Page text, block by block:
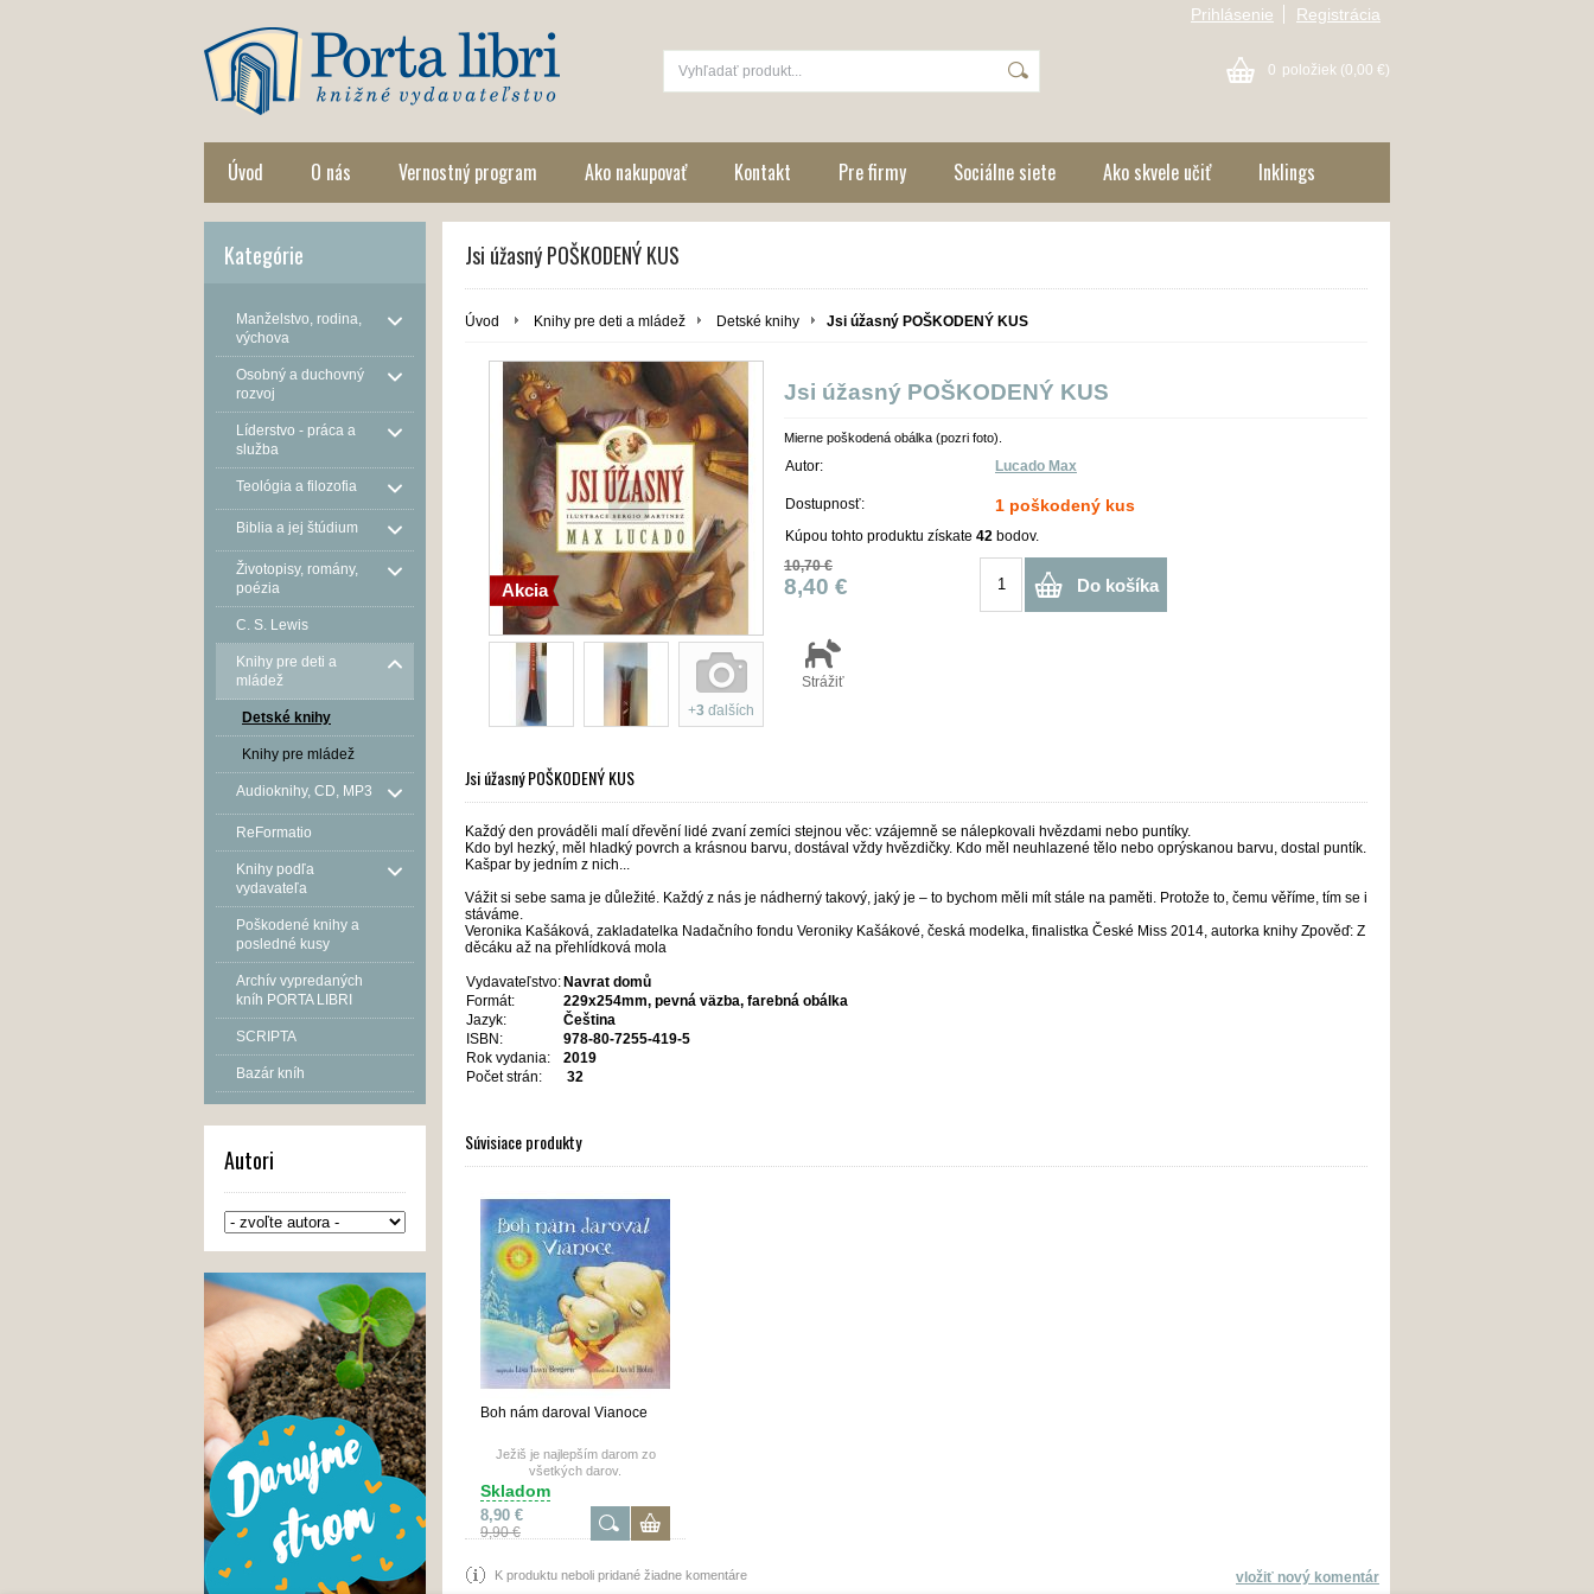
Prihlásenie Registrácia
0 položiek (0,00 €)
Úvod O nás Vernostný program Ako nakupovať Kontakt Pre firmy Sociálne siete Ako skvele učiť Inklings
Kategórie
Manželstvo, rodina,
výchova
Osobný a duchovný
rozvoj
Líderstvo - práca a
služba
Teológia a filozofia
Biblia a jej štúdium
Životopisy, romány,
poézia
C. S. Lewis
Knihy pre deti a
mládež
Detské knihy
Knihy pre mládež
Audioknihy, CD, MP3
ReFormatio
Knihy podľa
vydavateľa
Poškodené knihy a
posledné kusy
Archív vypredaných
kníh PORTA LIBRI
SCRIPTA
Bazár kníh
Autori
Jsi úžasný POŠKODENÝ KUS
Úvod Knihy pre deti a mládež Detské knihy Jsi úžasný POŠKODENÝ KUS
Akcia
+3 ďalších
Jsi úžasný POŠKODENÝ KUS
Mierne poškodená obálka (pozri foto).
Autor: Lucado Max
Dostupnosť: 1 poškodený kus
Kúpou tohto produktu získate 42 bodov.
10,70 €
8,40 € Do košíka
Strážiť
Jsi úžasný POŠKODENÝ KUS
Každý den prováděli malí dřevění lidé zvaní zemíci stejnou věc: vzájemně se nálepkovali hvězdami nebo puntíky.
Kdo byl hezký, měl hladký povrch a krásnou barvu, dostával vždy hvězdičky. Kdo měl neuhlazené tělo nebo oprýskanou barvu, dostal puntík.
Kašpar by jedním z nich...
Vážit si sebe sama je důležité. Každý z nás je nádherný takový, jaký je – to bychom měli mít stále na paměti. Protože to, čemu věříme, tím se i
stáváme.
Veronika Kašáková, zakladatelka Nadačního fondu Veroniky Kašákové, česká modelka, finalistka České Miss 2014, autorka knihy Zpověď: Z
děcáku až na přehlídková mola
Vydavateľstvo: Navrat domů
Formát:
229x254mm, pevná väzba, farebná obálka
Jazyk:
Čeština
ISBN:
978-80-7255-419-5
Rok vydania:
2019
Počet strán:
32
Súvisiace produkty
Boh nám daroval Vianoce
Ježiš je najlepším darom zo
všetkých darov.
Skladom
8,90 €
9,90 €
K produktu neboli pridané žiadne komentáre vložiť nový komentár